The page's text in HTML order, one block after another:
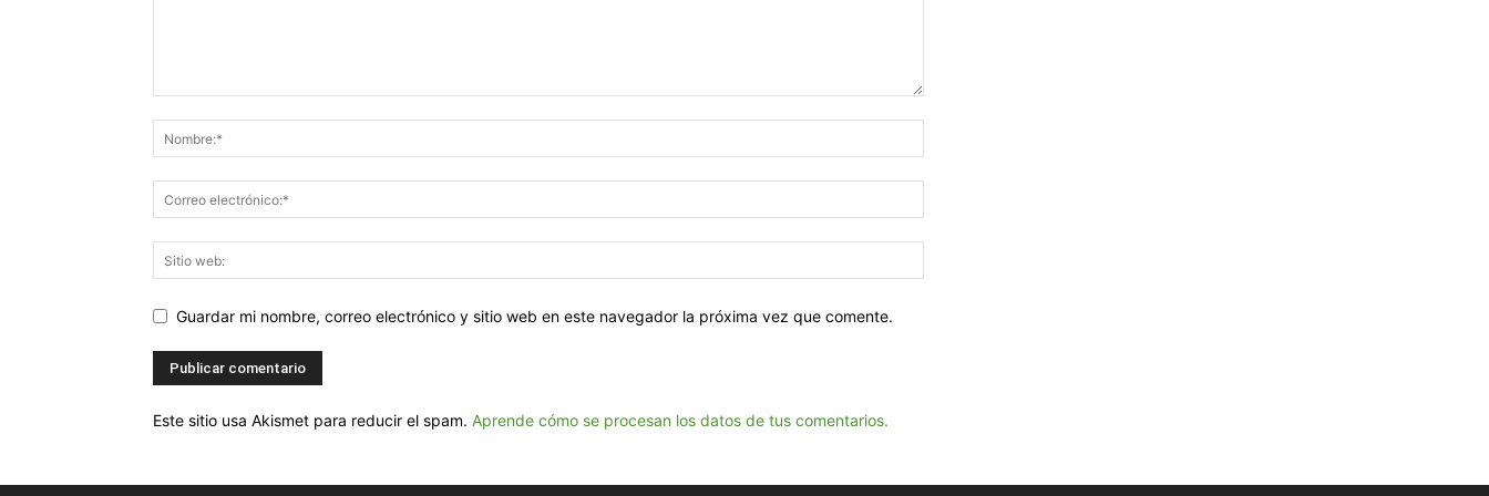
Guardar mi nombre, correo electrónico y sitio web en este navegador la próxima vez que comente.
Este sitio usa Akismet para reducir el spam. Aprende cómo se procesan los datos de tus comentarios.